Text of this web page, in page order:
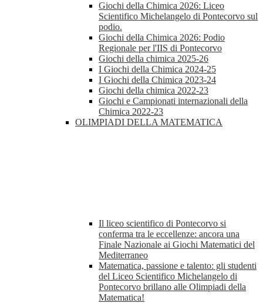
Giochi della Chimica 2026: Liceo
Scientifico Michelangelo di Pontecorvo sul
podio.
Giochi della Chimica 2026: Podio
Regionale per l'IIS di Pontecorvo
Giochi della chimica 2025-26
I Giochi della Chimica 2024-25
I Giochi della Chimica 2023-24
Giochi della chimica 2022-23
Giochi e Campionati internazionali della
Chimica 2022-23
OLIMPIADI DELLA MATEMATICA
Il liceo scientifico di Pontecorvo si
conferma tra le eccellenze: ancora una
Finale Nazionale ai Giochi Matematici del
Mediterraneo
Matematica, passione e talento: gli studenti
del Liceo Scientifico Michelangelo di
Pontecorvo brillano alle Olimpiadi della
Matematica!